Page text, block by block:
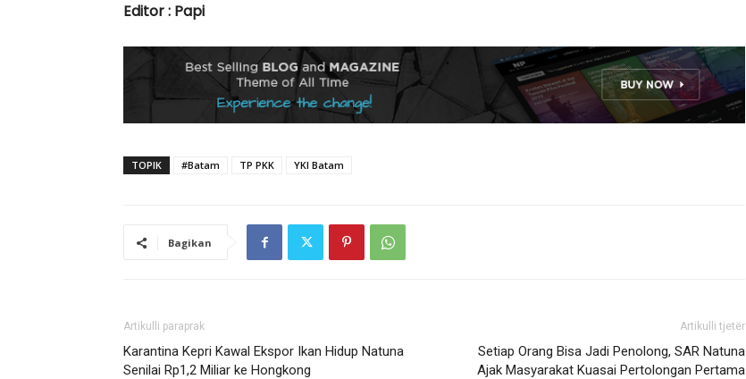
Editor : Papi
TOPIK #Batam TP PKK YKI Batam
Bagikan
Artikulli paraprak
Karantina Kepri Kawal Ekspor Ikan Hidup Natuna
Senilai Rp1,2 Miliar ke Hongkong
Artikulli tjetër
Setiap Orang Bisa Jadi Penolong, SAR Natuna
Ajak Masyarakat Kuasai Pertolongan Pertama